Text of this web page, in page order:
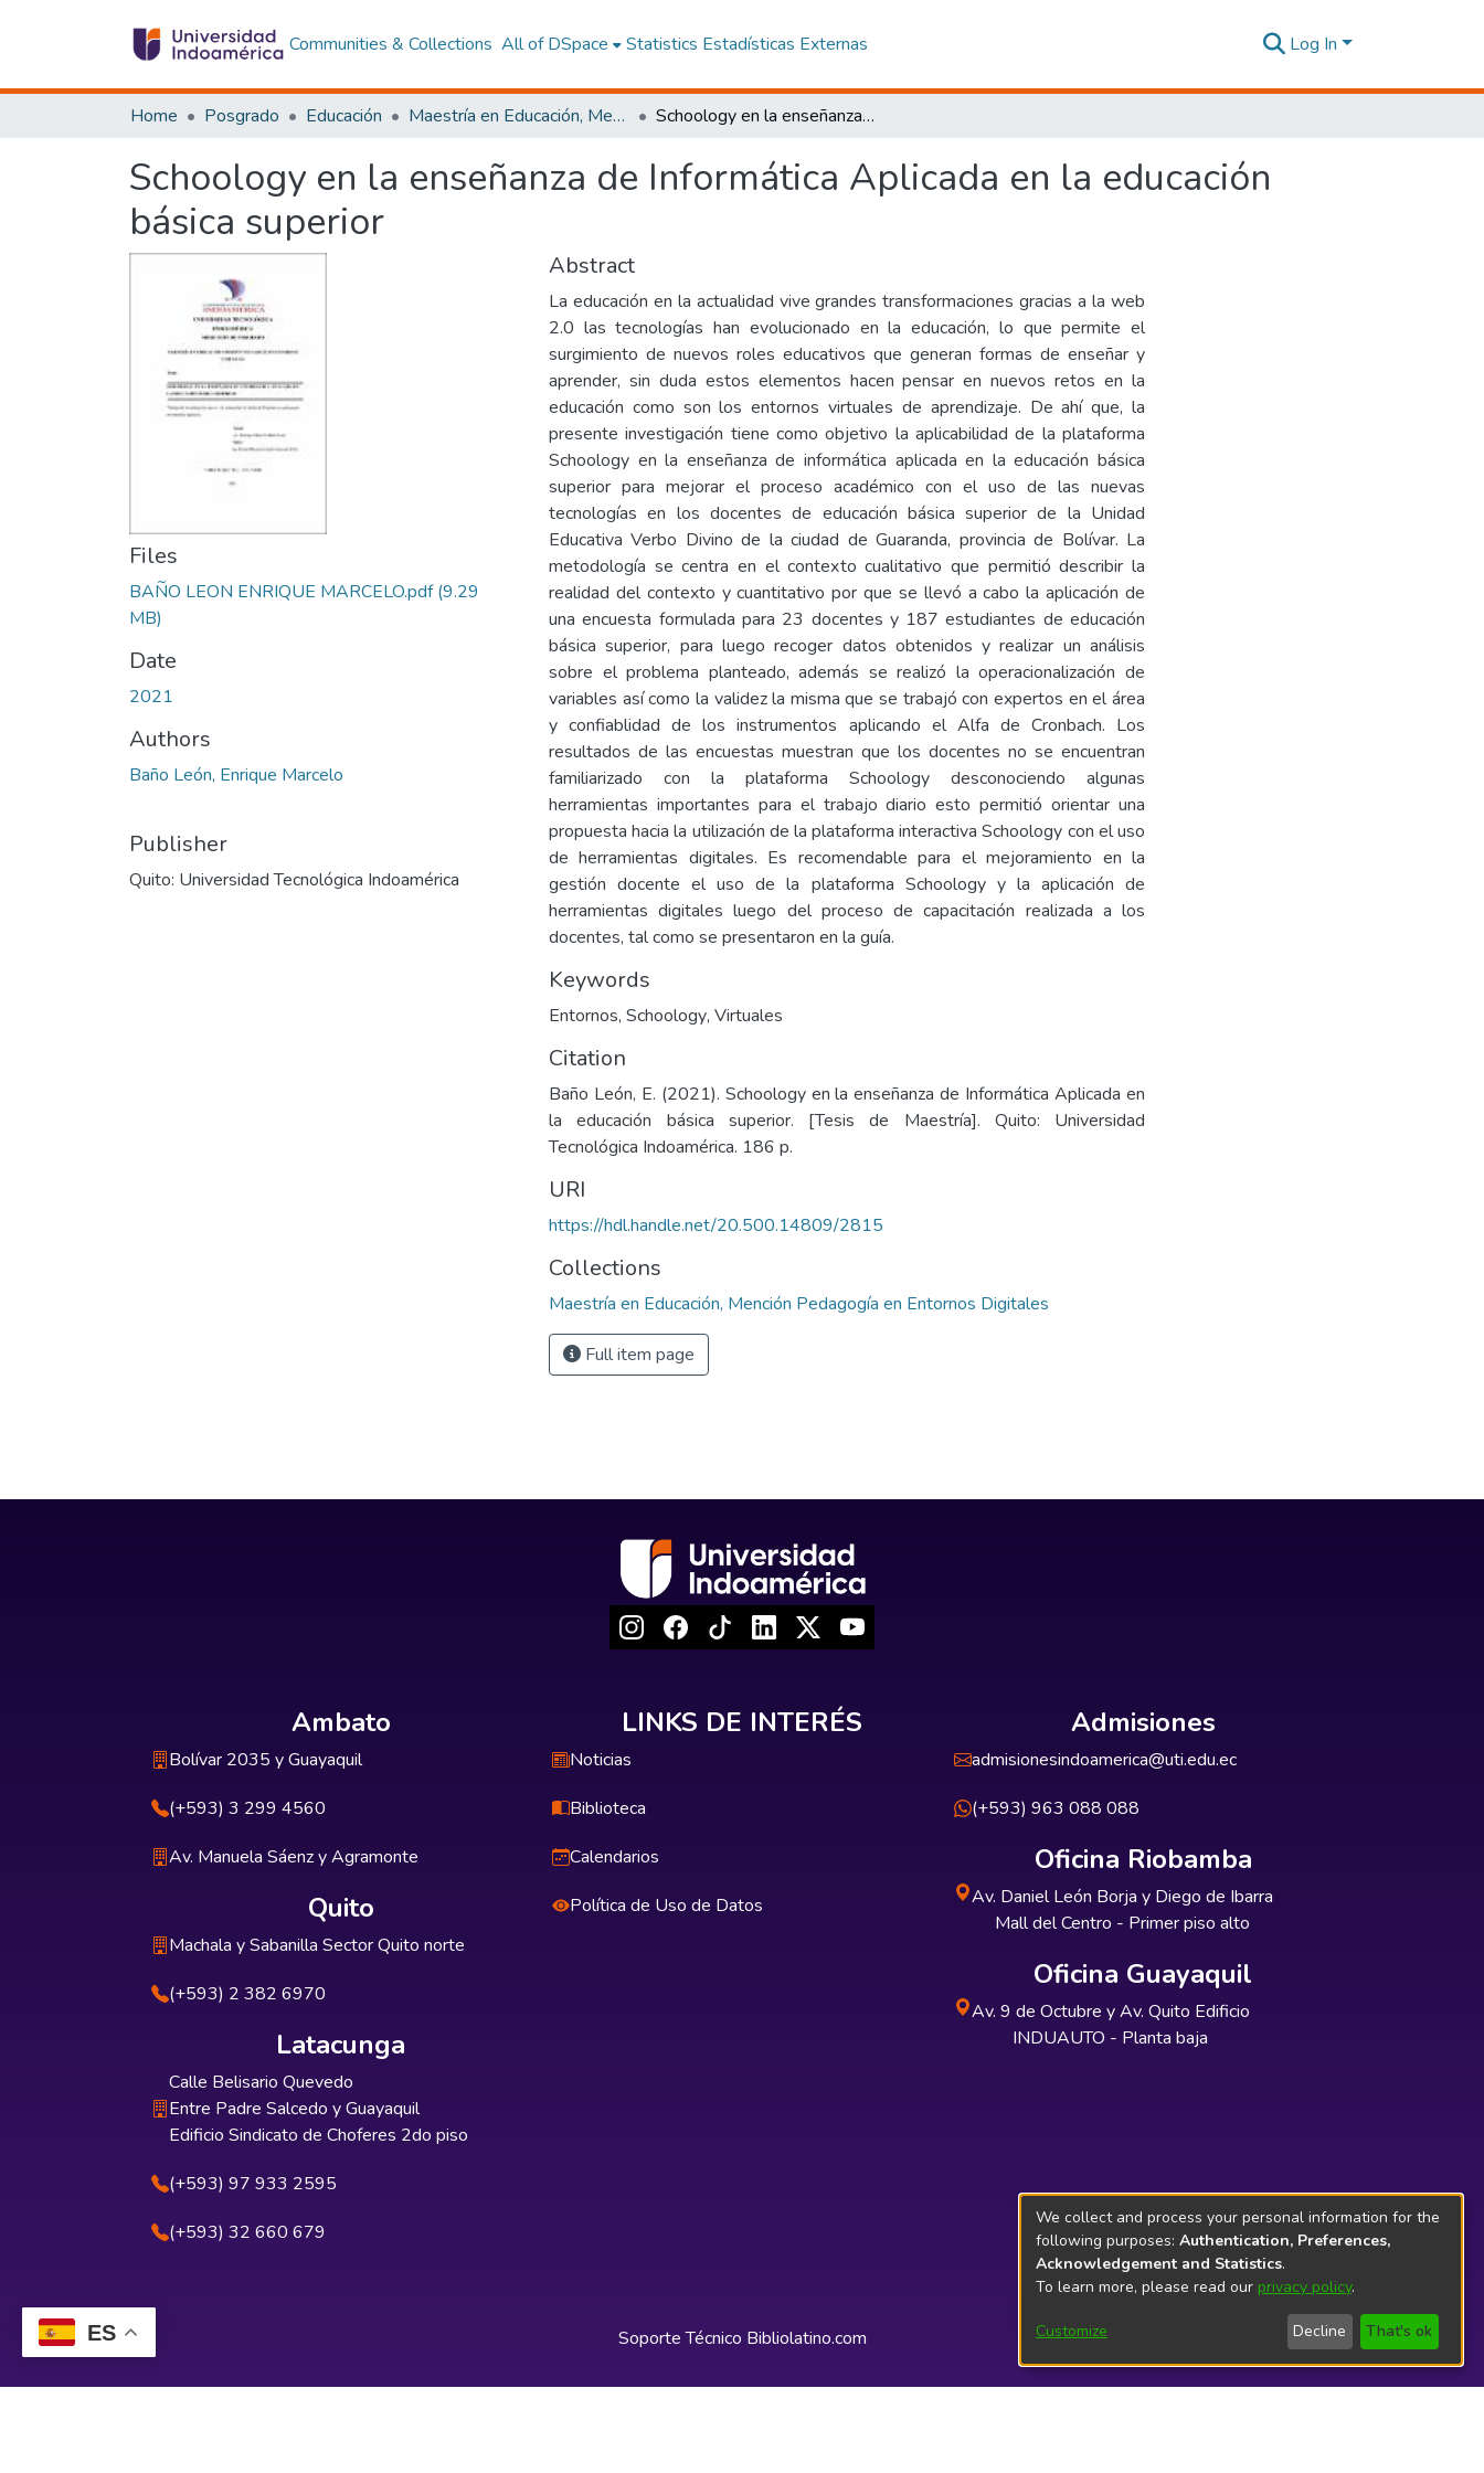
ES
Communities & Collections All of DSpace Statistics Estadísticas Externas Log In
Home Posgrado Educación Maestría en Educación, Mención Pedagogía en Entornos Digitales Schoology en la enseñanza de Informática Aplicada en la educación básica superior
Schoology en la enseñanza de Informática Aplicada en la educación
básica superior
Files
BAÑO LEON ENRIQUE MARCELO.pdf(9.29
MB)
Date
2021
Authors
Baño León, Enrique Marcelo
Publisher
Quito: Universidad Tecnológica Indoamérica
Abstract
La educación en la actualidad vive grandes transformaciones gracias a la web
2.0 las tecnologías han evolucionado en la educación, lo que permite el
surgimiento de nuevos roles educativos que generan formas de enseñar y
aprender, sin duda estos elementos hacen pensar en nuevos retos en la
educación como son los entornos virtuales de aprendizaje. De ahí que, la
presente investigación tiene como objetivo la aplicabilidad de la plataforma
Schoology en la enseñanza de informática aplicada en la educación básica
superior para mejorar el proceso académico con el uso de las nuevas
tecnologías en los docentes de educación básica superior de la Unidad
Educativa Verbo Divino de la ciudad de Guaranda, provincia de Bolívar. La
metodología se centra en el contexto cualitativo que permitió describir la
realidad del contexto y cuantitativo por que se llevó a cabo la aplicación de
una encuesta formulada para 23 docentes y 187 estudiantes de educación
básica superior, para luego recoger datos obtenidos y realizar un análisis
sobre el problema planteado, además se realizó la operacionalización de
variables así como la validez la misma que se trabajó con expertos en el área
y confiablidad de los instrumentos aplicando el Alfa de Cronbach. Los
resultados de las encuestas muestran que los docentes no se encuentran
familiarizado con la plataforma Schoology desconociendo algunas
herramientas importantes para el trabajo diario esto permitió orientar una
propuesta hacia la utilización de la plataforma interactiva Schoology con el uso
de herramientas digitales. Es recomendable para el mejoramiento en la
gestión docente el uso de la plataforma Schoology y la aplicación de
herramientas digitales luego del proceso de capacitación realizada a los
docentes, tal como se presentaron en la guía.
Keywords
Entornos, Schoology, Virtuales
Citation
Baño León, E. (2021). Schoology en la enseñanza de Informática Aplicada en
la educación básica superior. [Tesis de Maestría]. Quito: Universidad
Tecnológica Indoamérica. 186 p.
URI
https://hdl.handle.net/20.500.14809/2815
Collections
Maestría en Educación, Mención Pedagogía en Entornos Digitales
Full item page
Ambato
Bolívar 2035 y Guayaquil
(+593) 3 299 4560
Av. Manuela Sáenz y Agramonte
Quito
Machala y Sabanilla Sector Quito norte
(+593) 2 382 6970
Latacunga
Calle Belisario Quevedo
Entre Padre Salcedo y Guayaquil
Edificio Sindicato de Choferes 2do piso
(+593) 97 933 2595
(+593) 32 660 679
LINKS DE INTERÉS
Noticias
Biblioteca
Calendarios
Política de Uso de Datos
Admisiones
admisionesindoamerica@uti.edu.ec
(+593) 963 088 088
Oficina Riobamba
Av. Daniel León Borja y Diego de Ibarra
Mall del Centro - Primer piso alto
Oficina Guayaquil
Av. 9 de Octubre y Av. Quito Edificio
INDUAUTO - Planta baja
Soporte Técnico Bibliolatino.com
We collect and process your personal information for the
following purposes: Authentication, Preferences,
Acknowledgement and Statistics.
To learn more, please read our privacy policy.
Customize Decline That's ok